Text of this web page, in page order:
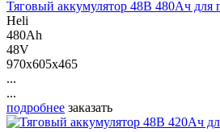
Тяговый аккумулятор 48В 480Ач для
Heli
480Ah
48V
970x605x465
...
...
подробнее заказать